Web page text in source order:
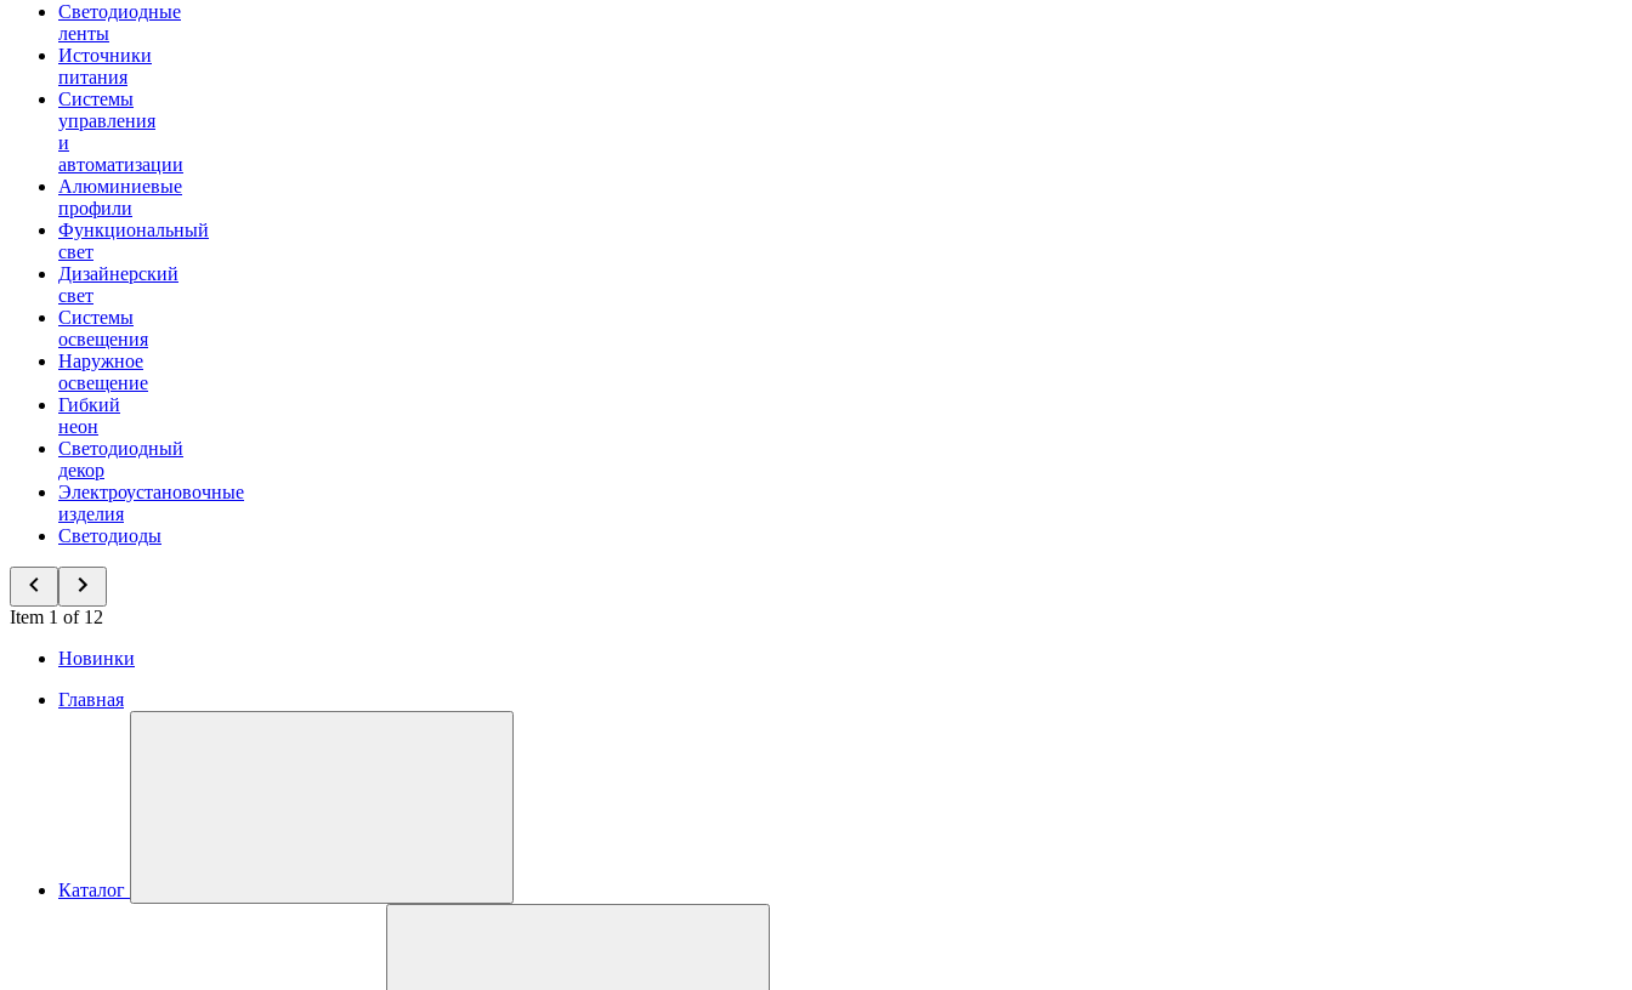
Светодиодные
ленты
Источники
питания
Системы
управления
и
автоматизации
Алюминиевые
профили
Функциональный
свет
Дизайнерский
свет
Системы
освещения
Наружное
освещение
Гибкий
неон
Светодиодный
декор
Электроустановочные
изделия
Светодиоды
Item 1 of 12
Новинки
Главная
Каталог